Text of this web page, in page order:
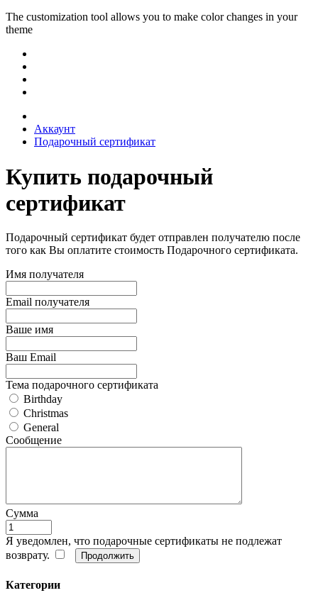
The customization tool allows you to make color changes in your
theme
Аккаунт
Подарочный сертификат
Купить подарочный
сертификат
Подарочный сертификат будет отправлен получателю после
того как Вы оплатите стоимость Подарочного сертификата.
Имя получателя
Email получателя
Ваше имя
Ваш Email
Тема подарочного сертификата
Birthday
Christmas
General
Сообщение
Сумма
Я уведомлен, что подарочные сертификаты не подлежат
возврату.
Категории